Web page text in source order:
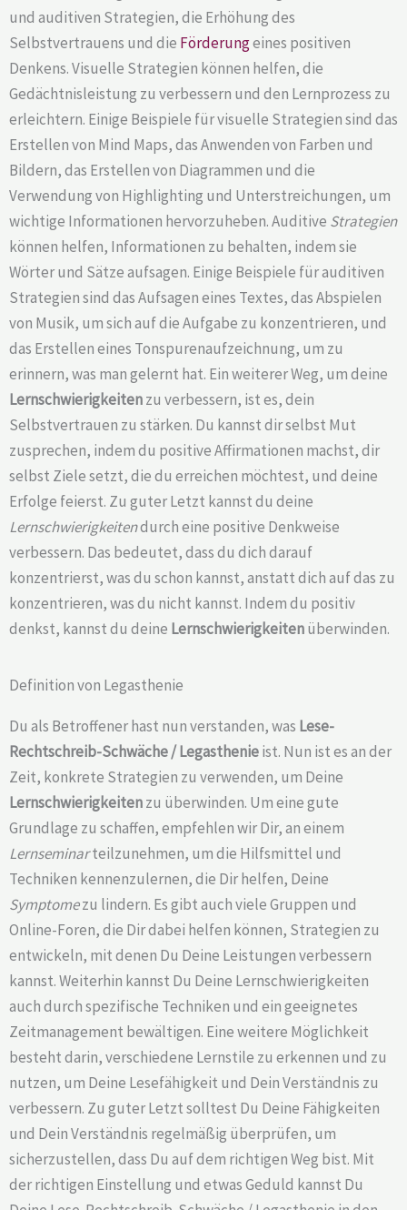
und auditiven Strategien, die Erhöhung des
Selbstvertrauens und die Förderungeines positiven
Denkens. Visuelle Strategien können helfen, die
Gedächtnisleistung zu verbessern und den Lernprozess zu
erleichtern. Einige Beispiele für visuelle Strategien sind das
Erstellen von Mind Maps, das Anwenden von Farben und
Bildern, das Erstellen von Diagrammen und die
Verwendung von Highlighting und Unterstreichungen, um
wichtige Informationen hervorzuheben. Auditive Strategien
können helfen, Informationen zu behalten, indem sie
Wörter und Sätze aufsagen. Einige Beispiele für auditiven
Strategien sind das Aufsagen eines Textes, das Abspielen
von Musik, um sich auf die Aufgabe zu konzentrieren, und
das Erstellen eines Tonspurenaufzeichnung, um zu
erinnern, was man gelernt hat. Ein weiterer Weg, um deine
Lernschwierigkeitenzu verbessern, ist es, dein
Selbstvertrauen zu stärken. Du kannst dir selbst Mut
zusprechen, indem du positive Affirmationen machst, dir
selbst Ziele setzt, die du erreichen möchtest, und deine
Erfolge feierst. Zu guter Letzt kannst du deine
Lernschwierigkeitendurch eine positive Denkweise
verbessern. Das bedeutet, dass du dich darauf
konzentrierst, was du schon kannst, anstatt dich auf das zu
konzentrieren, was du nicht kannst. Indem du positiv
denkst, kannst du deine Lernschwierigkeitenüberwinden.
Definition von Legasthenie
Du als Betroffener hast nun verstanden, was Lese-
Rechtschreib-Schwäche /Legasthenieist. Nun ist es an der
Zeit, konkrete Strategien zu verwenden, um Deine
Lernschwierigkeitenzu überwinden. Um eine gute
Grundlage zu schaffen, empfehlen wir Dir, an einem
Lernseminarteilzunehmen, um die Hilfsmittel und
Techniken kennenzulernen, die Dir helfen, Deine
Symptomezu lindern. Es gibt auch viele Gruppen und
Online-Foren, die Dir dabei helfen können, Strategien zu
entwickeln, mit denen Du Deine Leistungen verbessern
kannst. Weiterhin kannst Du Deine Lernschwierigkeiten
auch durch spezifische Techniken und ein geeignetes
Zeitmanagement bewältigen. Eine weitere Möglichkeit
besteht darin, verschiedene Lernstile zu erkennen und zu
nutzen, um Deine Lesefähigkeit und Dein Verständnis zu
verbessern. Zu guter Letzt solltest Du Deine Fähigkeiten
und Dein Verständnis regelmäßig überprüfen, um
sicherzustellen, dass Du auf dem richtigen Weg bist. Mit
der richtigen Einstellung und etwas Geduld kannst Du